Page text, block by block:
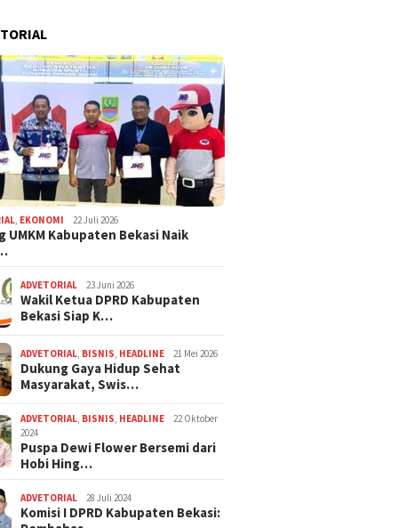
EKONOMI 22 Juli 2026
UMKM Kabupaten Bekasi Naik
ADVETORIAL 23 Juni 2026
Wakil Ketua DPRD Kabupaten
Bekasi Siap K…
ADVETORIAL BISNIS HEADLINE 21 Mei 2026
Dukung Gaya Hidup Sehat
Masyarakat, Swis…
ADVETORIAL BISNIS HEADLINE
22 Oktober
2024
Puspa Dewi Flower Bersemi dari
Hobi Hing…
ADVETORIAL 28 Juli 2024
Komisi I DPRD Kabupaten Bekasi: